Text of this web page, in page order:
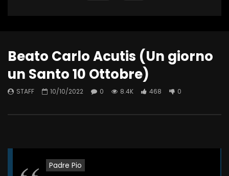
Beato Carlo Acutis (Un giorno
un Santo 10 Ottobre)
STAFF 10/10/2022 0 8.4K 468 0
Padre Pio